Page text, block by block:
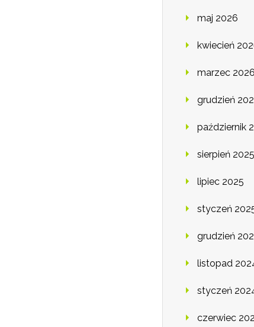
maj 2026
kwiecień
marzec 2026
grudzień
październik
sierpień 2025
lipiec 2025
styczeń
grudzień
listopad
styczeń
czerwiec